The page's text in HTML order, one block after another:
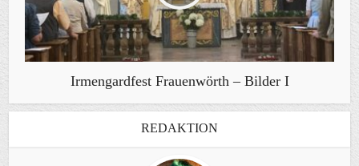
Irmengardfest Frauenwörth – Bilder I
REDAKTION